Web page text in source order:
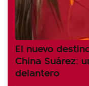
El nuevo
China Suárez:
delantero